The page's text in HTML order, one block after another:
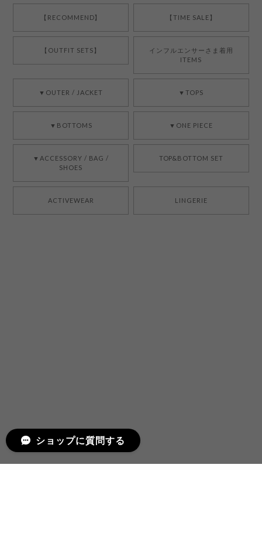
【RECOMMEND】 【TIME SALE】
【OUTFIT SETS】
インフルエンサーさま着用
ITEMS
▼OUTER / JACKET ▼TOPS
▼BOTTOMS ▼ONE PIECE
▼ACCESSORY / BAG /
SHOES
TOP&BOTTOM SET
ACTIVEWEAR LINGERIE
ショップに質問する